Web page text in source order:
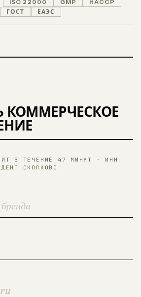
ISO 22000 GMP
HACCP
ГОСТ
ЕАЭС
КОММЕРЧЕСКОЕ
В ТЕЧЕНИЕ 47 МИНУТ · ИНН
СКОЛКОВО